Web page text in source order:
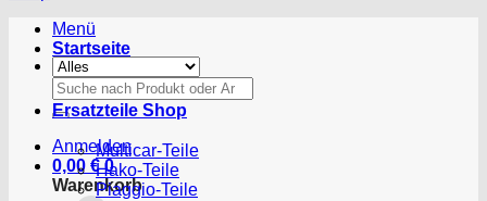
Menü
Suchen
nach:
Anmelden
0,00 € 0
Warenkorb
Startseite
Ersatzteile Shop
Multicar-Teile
Hako-Teile
Piaggio-Teile